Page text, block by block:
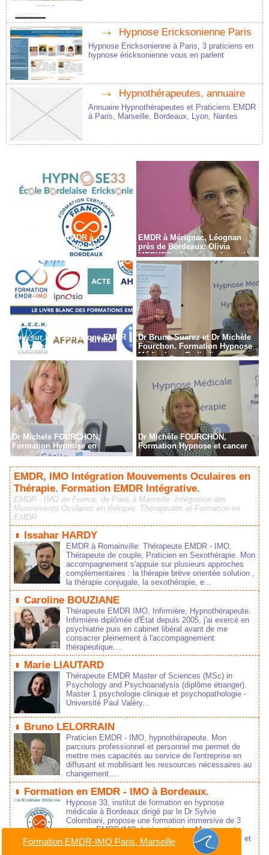
Hypnose Ericksonienne Paris
Hypnose Ericksonienne à Paris, 3 praticiens en
hypnose éricksonienne vous en parlent
Hypnothérapeutes, annuaire
Annuaire Hypnothérapeutes et Praticiens EMDR
à Paris, Marseille, Bordeaux, Lyon, Nantes
Formation en EMDR à
Bordeaux - Gironde - 33
EMDR à Mérignac, Léognan
près de Bordeaux: Olivia
MERKES, chargée de formation
Avis sur les Formations EMDR
en France
Dr Bruno Suarez et Dr Michèle
Fourchon. Formation Hypnose
Médicale en Radiodiagnostic,
Dr Michele FOURCHON,
Formation Hypnose en
cancérologie
Dr Michèle FOURCHON,
Formation Hypnose et cancer
EMDR, IMO Intégration Mouvements Oculaires en
Thérapie. Formation EMDR Intégrative.
EMDR - IMO en France, de Paris à Marseille. Intégration des
Mouvements Oculaires en thérapie. Thérapeutes et Formation en
EMDR
Issahar HARDY
EMDR à Romainville: Thérapeute EMDR - IMO,
Thérapeute de couple, Praticien en Sexothérapie. Mon
accompagnement s'appuie sur plusieurs approches
complémentaires : la thérapie brève orientée solution ,
la thérapie conjugale, la sexothérapie, e...
Caroline BOUZIANE
Thérapeute EMDR IMO, Infirmière, Hypnothérapeute.
Infirmière diplômée d'État depuis 2005, j'ai exercé en
psychiatrie puis en cabinet libéral avant de me
consacrer pleinement à l'accompagnement
thérapeutique....
Marie LIAUTARD
Thérapeute EMDR Master of Sciences (MSc) in
Psychology and Psychoanalysis (diplôme étranger).
Master 1 psychologie clinique et psychopathologie -
Université Paul Valéry...
Bruno LELORRAIN
Praticien EMDR - IMO, hypnothérapeute. Mon
parcours professionnel et personnel me permet de
mettre mes capacités au service de l'entreprise en
diffusant et mobilisant les ressources nécessaires au
changement....
Formation en EMDR - IMO à Bordeaux.
Hypnose 33, institut de formation en hypnose
médicale à Bordeaux dirigé par le Dr Sylvie
Colombani, propose une formation immersive de 3
jours en EMDR-IMO, Intégration des Mouvements
Oculaires à Bordeaux, animée par Laurence Adjadj et
Laurent Gross....
Formation EMDR-IMO Paris, Marseille